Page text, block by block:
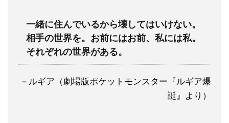
一緒に住んでいるから壊してはいけない。
相手の世界を。お前にはお前、私には私。
それぞれの世界がある。
－ルギア（劇場版ポケットモンスター『ルギア爆
誕』より）